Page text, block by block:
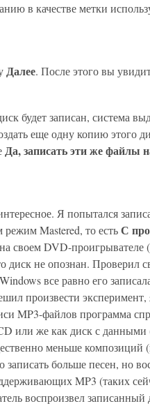
в качестве метки
Далее. После этого вы
будет записан, система
еще одну копию этого
Да, записать эти же файлы
Я попытался
Mastered, то естьС
своем DVD-
диск не опознан. Проверил
все равно его
произвести
MP3-файлов программа
или же как диск с
меньше
больше песен, но
MP3 (таких
воспроизвел